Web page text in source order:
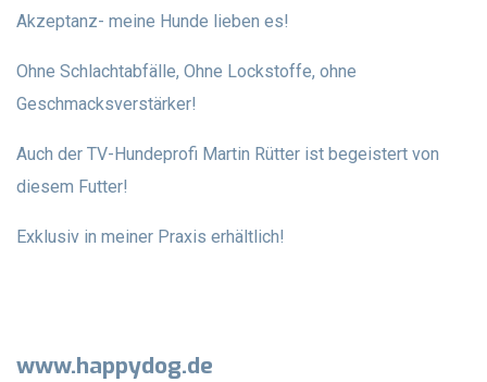
Akzeptanz- meine Hunde lieben es!
Ohne Schlachtabfälle, Ohne Lockstoffe, ohne
Geschmacksverstärker!
Auch der TV-Hundeprofi Martin Rütter ist begeistert von
diesem Futter!
Exklusiv in meiner Praxis erhältlich!
www.happydog.de